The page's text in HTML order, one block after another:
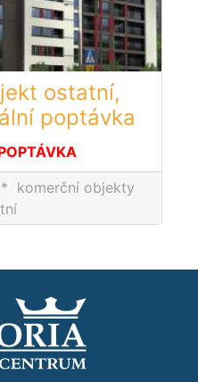
ostatní,
poptávka
* komerční objekty